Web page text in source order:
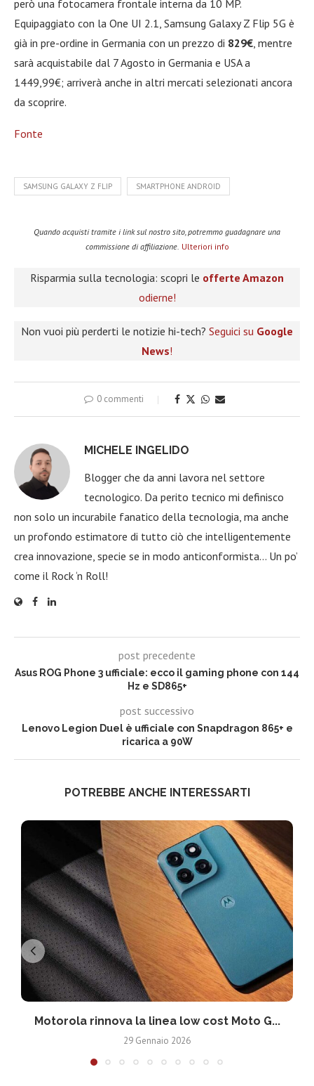
però una fotocamera frontale interna da 10 MP.
Equipaggiato con la One UI 2.1, Samsung Galaxy Z Flip 5G è
già in pre-ordine in Germania con un prezzo di 829€ , mentre
sarà acquistabile dal 7 Agosto in Germania e USA a
1449,99€; arriverà anche in altri mercati selezionati ancora
da scoprire.
Fonte
SAMSUNG GALAXY Z FLIP SMARTPHONE ANDROID
Quando acquisti tramite i link sul nostro sito, potremmo guadagnare una
commissione di affiliazione. Ulteriori info
Risparmia sulla tecnologia: scopri le offerte Amazon
odierne!
Non vuoi più perderti le notizie hi-tech? Seguici su Google
News!
0 commenti
MICHELE INGELIDO
Blogger che da anni lavora nel settore
tecnologico. Da perito tecnico mi definisco
non solo un incurabile fanatico della tecnologia, ma anche
un profondo estimatore di tutto ciò che intelligentemente
crea innovazione, specie se in modo anticonformista… Un po’
come il Rock ‘n Roll!
post precedente
Asus ROG Phone 3 ufficiale: ecco il gaming phone con 144
Hz e SD865+
post successivo
Lenovo Legion Duel è ufficiale con Snapdragon 865+ e
ricarica a 90W
POTREBBE ANCHE INTERESSARTI
Motorola rinnova la linea low cost Moto G...
29 Gennaio 2026